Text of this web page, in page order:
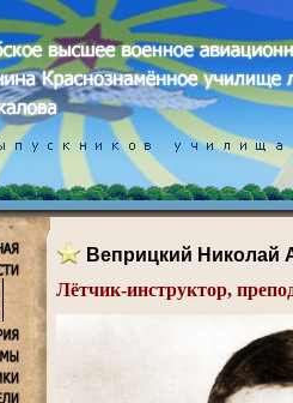
Веприцкий Николай
Лётчик-инструктор,